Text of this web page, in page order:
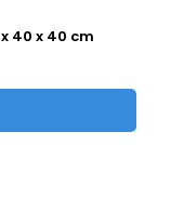
40 x 40 cm